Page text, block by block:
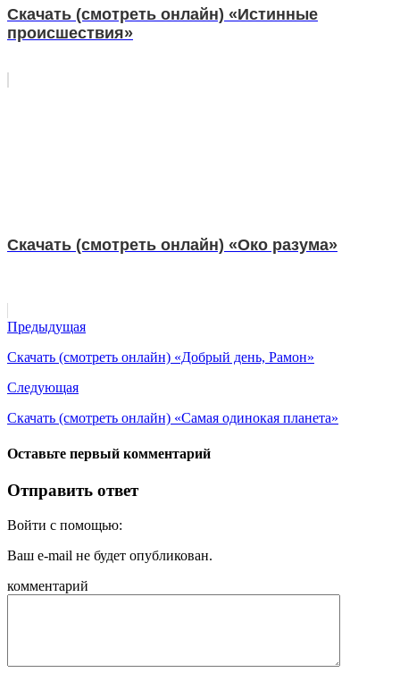
Скачать (смотреть онлайн) «Истинные
происшествия»
Скачать (смотреть онлайн) «Око разума»
Предыдущая
Скачать (смотреть онлайн) «Добрый день, Рамон»
Следующая
Скачать (смотреть онлайн) «Самая одинокая планета»
Оставьте первый комментарий
Отправить ответ
Войти с помощью:
Ваш e-mail не будет опубликован.
комментарий